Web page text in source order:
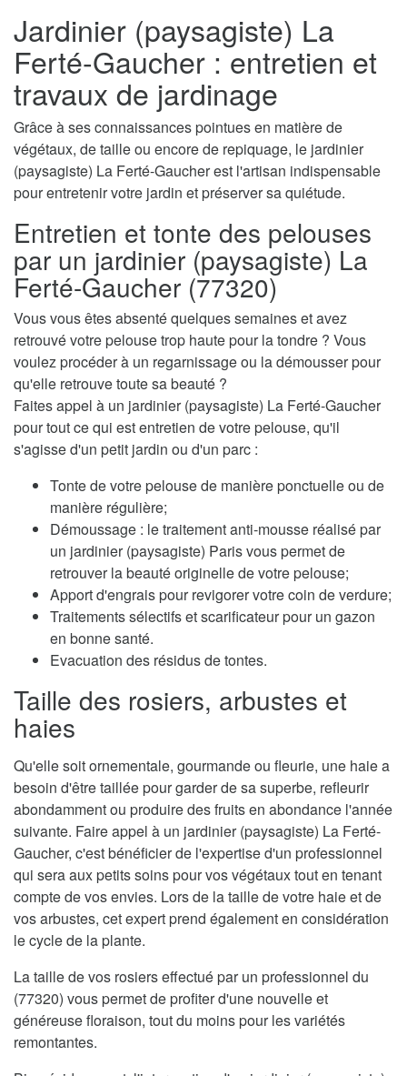
Jardinier (paysagiste) La
Ferté-Gaucher : entretien et
travaux de jardinage
Grâce à ses connaissances pointues en matière de
végétaux, de taille ou encore de repiquage, le jardinier
(paysagiste) La Ferté-Gaucher est l'artisan indispensable
pour entretenir votre jardin et préserver sa quiétude.
Entretien et tonte des pelouses
par un jardinier (paysagiste) La
Ferté-Gaucher (77320)
Vous vous êtes absenté quelques semaines et avez
retrouvé votre pelouse trop haute pour la tondre ? Vous
voulez procéder à un regarnissage ou la démousser pour
qu'elle retrouve toute sa beauté ?
Faites appel à un jardinier (paysagiste) La Ferté-Gaucher
pour tout ce qui est entretien de votre pelouse, qu'il
s'agisse d'un petit jardin ou d'un parc :
Tonte de votre pelouse de manière ponctuelle ou de
manière régulière;
Démoussage : le traitement anti-mousse réalisé par
un jardinier (paysagiste) Paris vous permet de
retrouver la beauté originelle de votre pelouse;
Apport d'engrais pour revigorer votre coin de verdure;
Traitements sélectifs et scarificateur pour un gazon
en bonne santé.
Evacuation des résidus de tontes.
Taille des rosiers, arbustes et
haies
Qu'elle soit ornementale, gourmande ou fleurie, une haie a
besoin d'être taillée pour garder de sa superbe, refleurir
abondamment ou produire des fruits en abondance l'année
suivante. Faire appel à un jardinier (paysagiste) La Ferté-
Gaucher, c'est bénéficier de l'expertise d'un professionnel
qui sera aux petits soins pour vos végétaux tout en tenant
compte de vos envies. Lors de la taille de votre haie et de
vos arbustes, cet expert prend également en considération
le cycle de la plante.
La taille de vos rosiers effectué par un professionnel du
(77320) vous permet de profiter d'une nouvelle et
généreuse floraison, tout du moins pour les variétés
remontantes.